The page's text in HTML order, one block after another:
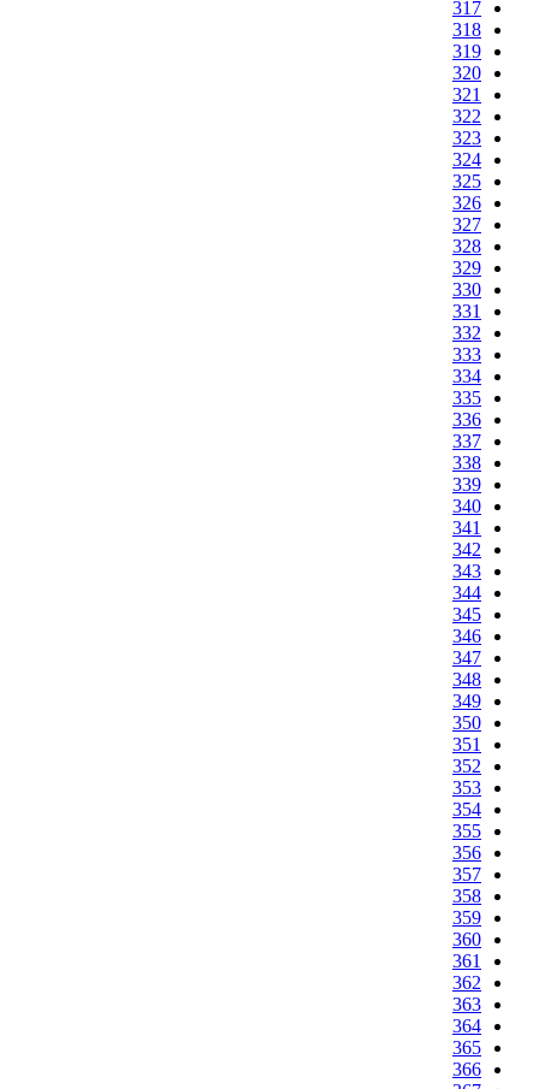
317
318
319
320
321
322
323
324
325
326
327
328
329
330
331
332
333
334
335
336
337
338
339
340
341
342
343
344
345
346
347
348
349
350
351
352
353
354
355
356
357
358
359
360
361
362
363
364
365
366